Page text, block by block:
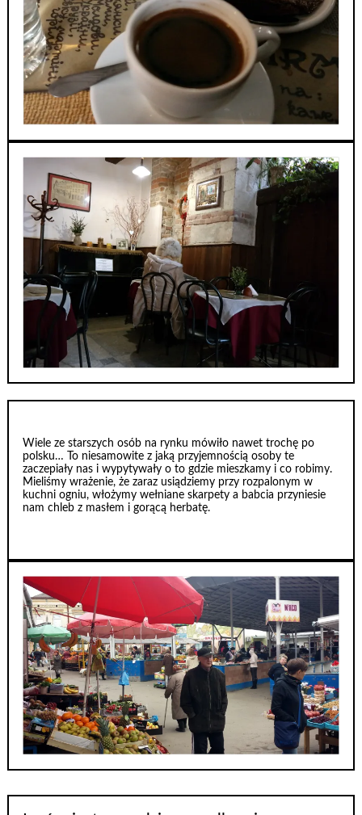
Wiele ze starszych osób na rynku mówiło nawet trochę po
polsku… To niesamowite z jaką przyjemnością osoby te
zaczepiały nas i wypytywały o to gdzie mieszkamy i co robimy.
Mieliśmy wrażenie, że zaraz usiądziemy przy rozpalonym w
kuchni ogniu, włożymy wełniane skarpety a babcia przyniesie
nam chleb z masłem i gorącą herbatę.